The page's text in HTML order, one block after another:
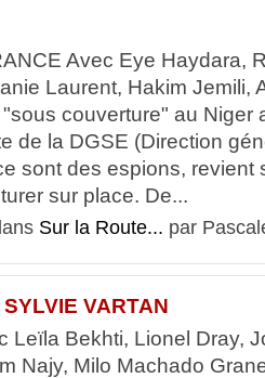
Avec Eye Haydara,
Laurent, Hakim Jemili,
couverture" au Niger
de la DGSE (Direction
sont des espions, revient
sur place. De...
Sur la Route... par
VARTAN
Leïla Bekhti, Lionel Dray,
Najy, Milo Machado